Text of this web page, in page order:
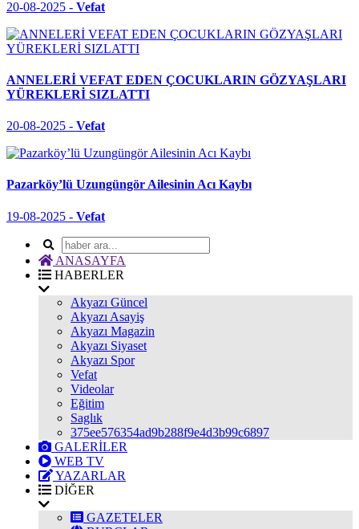
20-08-2025 - Vefat
ANNELERİ VEFAT EDEN ÇOCUKLARIN GÖZYAŞLARI
YÜREKLERİ SIZLATTI
20-08-2025 - Vefat
Pazarköy’lü Uzungüngör Ailesinin Acı Kaybı
19-08-2025 - Vefat
ANASAYFA
HABERLER
Akyazı Güncel
Akyazı Asayiş
Akyazı Magazin
Akyazı Siyaset
Akyazı Spor
Vefat
Videolar
Eğitim
Saglık
375ee576354ad9b288f9e4d3b99c6897
GALERİLER
WEB TV
YAZARLAR
DİĞER
GAZETELER